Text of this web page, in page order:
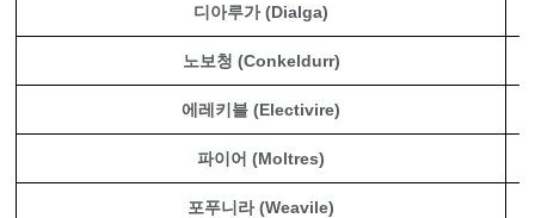
디아루가 (Dialga)
노보청 (Conkeldurr)
에레키블 (Electivire)
파이어 (Moltres)
포푸니라 (Weavile)